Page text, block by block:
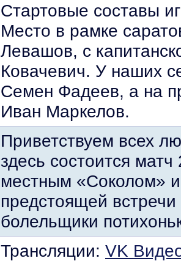
Стартовые составы
Место в рамке
Левашов, с
Ковачевич. У наших
Семен Фадеев, а на
Иван Маркелов.
Приветствуем всех
здесь состоится
местным «Соколом» и
предстоящей
болельщики
Трансляции: VK